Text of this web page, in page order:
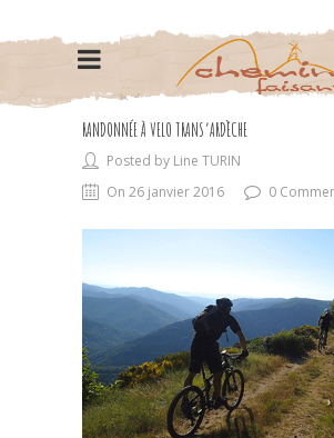
RANDONNÉE À VELO TRANS’ARDÈCHE
Posted by Line TURIN
On 26 janvier 2016
0